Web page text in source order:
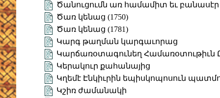
Ծանուցումն առ համամիտ եւ բանասէր
Ծառ կենաց (1750)
Ծառ կենաց (1781)
Կարգ թաղման կարգաւորաց
Կարճառօտագունեղ
Կերակուր քահանայից
Կղեմէ Էնկիւրին եպիսկոպոսուն
Կշիռ ժամանակի